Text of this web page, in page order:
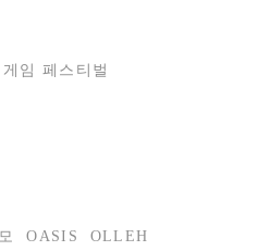
임 페스티벌
OASIS
OLLEH